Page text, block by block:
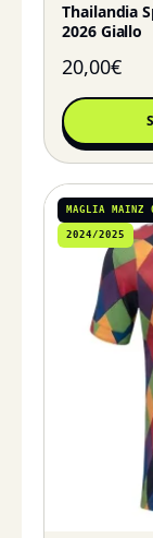
Thailandia
2026 Giallo
20,00€
MAGLIA MAINZ
2024/2025